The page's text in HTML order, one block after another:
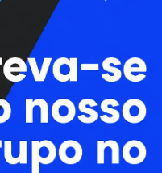
Colaboradores
Cursos
Enviar Dica